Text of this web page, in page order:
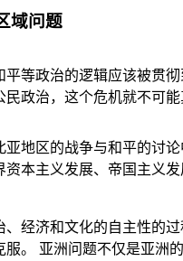
域问题
平等政治的逻辑应该被贯
民政治，这个危机就不可能
亚地区的战争与和平的讨
本主义发展、帝国主义
、经济和文化的自主性的
服。 亚洲问题不仅是亚洲